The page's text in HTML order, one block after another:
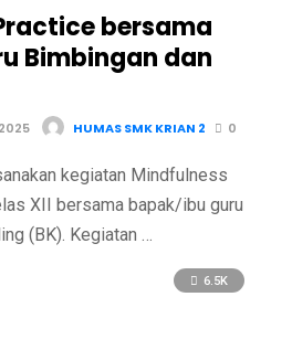
bersama
Bimbingan dan
HUMAS SMK KRIAN 2 0
kegiatan Mindfulness
XII bersama bapak/ibu guru
(BK). Kegiatan …
6.5K